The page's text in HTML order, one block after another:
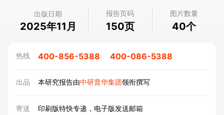
出版日期
2025年11月
报告页码
150页
图片数量
40个
热线 400-856-5388 400-086-5388
出品 本研究报告由中研普华集团领衔撰写
寄送 印刷版特快专递，电子版发送邮箱